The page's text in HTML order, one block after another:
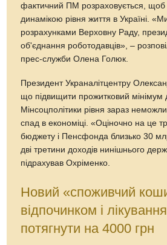
фактичний ПМ розраховується, щоб
динамікою рівня життя в Україні.
розрахунками Верховну Раду,
об'єднання роботодавців», –
прес-служби Олена Голюк.
Президент Украналітцентру
що підвищити прожитковий мінімум
Мінсоцполітики рівня зараз
спад в економіці. «Оціночно на це
бюджету і Пенсфонда близько 30
дві третини доходів нинішнього
підрахував Охріменко.
Новий «споживчий
відпочинком і
потягнути на 4000 грн